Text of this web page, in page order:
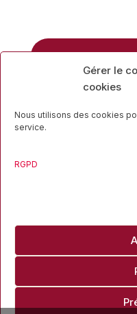
Gérer le
cookies
Nous utilisons des cookies
service.
RGPD
04
Copyright ©2026
Site mis en ligne